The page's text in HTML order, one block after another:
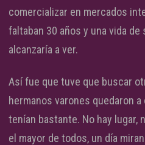
comercializar en mercados
faltaban 30 años y una vida
alcanzaría a ver.
Así fue que tuve que buscar
hermanos varones quedaron
tenían bastante. No hay lugar,
el mayor de todos, un día